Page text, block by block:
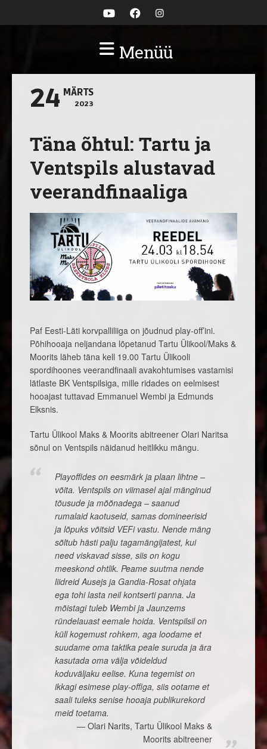
Menüü
24 MÄRTS
2023
Täna õhtul: Tartu ja
Ventspils alustavad
veerandfinaaliga
Paf Eesti-Läti korvpalliliiga on jõudnud play-off’ini.
Põhihooaja neljandana lõpetanud Tartu Ülikool/Maks &
Moorits läheb täna kell 19.00 Tartu Ülikooli
spordihoones veerandfinaali avakohtumises vastamisi
lätlaste BK Ventspilsiga, mille ridades on eelmisest
hooajast tuttavad Emmanuel Wembi ja Edmunds
Elksnis.
Tartu Ülikool Maks & Moorits abitreener Olari Naritsa
sõnul on Ventspils näidanud heitlikku mängu.
Playoffides on eesmärk ja plaan lihtne –
võita. Ventspils on viimasel ajal mänginud
tõusude ja mõõnadega – saanud
rumalaid kaotuseid, samas domineerisid
ja lõpuks võitsid VEFi vastu. Nende mäng
sõltub hästi palju tagamängijatest, kui
need viskavad sisse, siis on kogu
meeskond ohtlik. Peame suutma nende
liidreid Ausejs ja Gandia-Rosat ohjata
ega tohi lasta neil kontserti panna. Ja
mõistagi tuleb Wembi ja Jaunzems
ründelauast eemale hoida. Ventspilsil on
küll kogemust rohkem, aga loodame et
suudame oma taktika peale suruda ja ära
kasutada oma välja võideldud
koduväljaku eelise. Kuna tegemist on
ikkagi esimese play-offiga, siis ootame et
saali tuleks senise hooaja publikurekord
meid toetama.
Olari Narits, Tartu Ülikool Maks &
Moorits abitreener